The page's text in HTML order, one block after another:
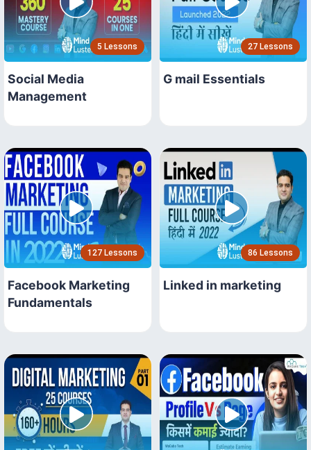
5 Lessons
Social Media
Management
27 Lessons
G mail Essentials
127 Lessons
Facebook Marketing
Fundamentals
86 Lessons
Linked in marketing